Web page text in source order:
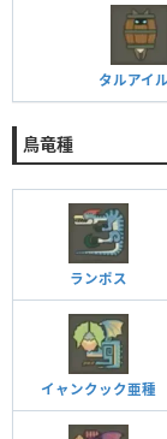
タルアイ
鳥竜種
ランポス
イャンクック亜種